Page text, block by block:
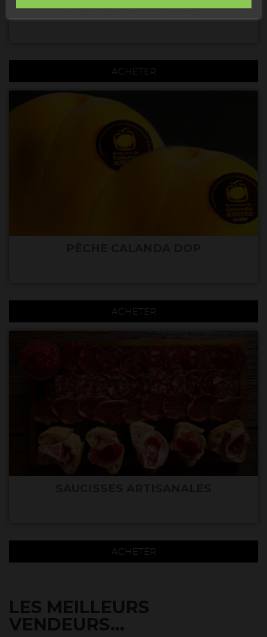
CAVIAR D'ESTURGEON
ACHETER
ACHETER
ACHETER
LES MEILLEURS
VENDEURS...